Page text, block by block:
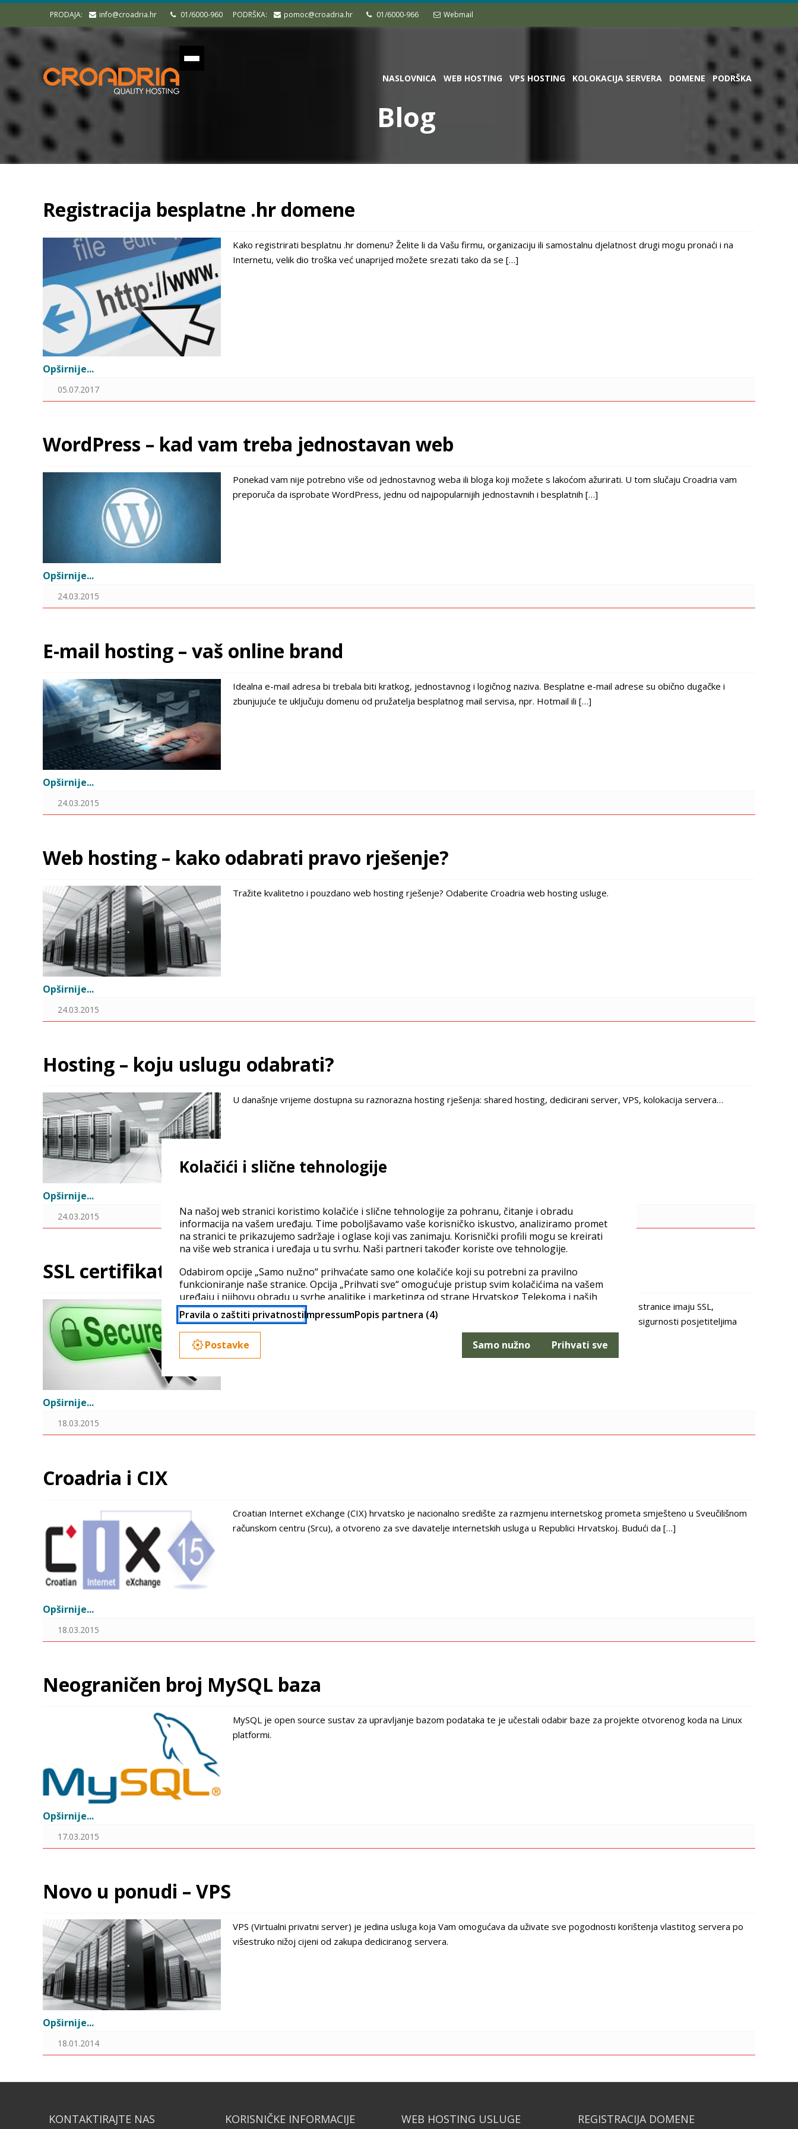
Kolačići i slične tehnologije
Na našoj web stranici koristimo kolačiće i slične tehnologije za pohranu, čitanje i obradu
informacija na vašem uređaju. Time poboljšavamo vaše korisničko iskustvo, analiziramo promet
na stranici te prikazujemo sadržaje i oglase koji vas zanimaju. Korisnički profili mogu se kreirati
na više web stranica i uređaja u tu svrhu. Naši partneri također koriste ove tehnologije.
Odabirom opcije „Samo nužno“ prihvaćate samo one kolačiće koji su potrebni za pravilno
funkcioniranje naše stranice. Opcija „Prihvati sve“ omogućuje pristup svim kolačićima na vašem
uređaju i njihovu obradu u svrhe analitike i marketinga od strane Hrvatskog Telekoma i naših
partnera. Vaši podaci mogu biti preneseni u zemlje izvan EU u kojima razina zaštite podataka
možda nije jednaka onoj u EU (prema članku 49 (1) a GDPR-a). Pod opcijom „Postavke“ možete
detaljno odabrati postavke i u bilo kojem trenutku promijeniti svoju privolu.
Više informacija dostupno je u pravilima privatnosti i popisu partnera.
Pravila o zaštiti privatnostiImpressumPopis partnera (4)
Postavke Samo nužno Prihvati sve
PRODAJA: info@croadria.hr 01/6000-960 PODRŠKA: pomoc@croadria.hr 01/6000-966 Webmail
NASLOVNICA WEB HOSTING VPS HOSTING KOLOKACIJA SERVERA DOMENE PODRŠKA
Blog
Registracija besplatne .hr domene
Kako registrirati besplatnu .hr domenu? Želite li da Vašu firmu, organizaciju ili samostalnu djelatnost drugi mogu pronaći i na
Internetu, velik dio troška već unaprijed možete srezati tako da se […]
Opširnije...
05.07.2017
WordPress – kad vam treba jednostavan web
Ponekad vam nije potrebno više od jednostavnog weba ili bloga koji možete s lakoćom ažurirati. U tom slučaju Croadria vam
preporuča da isprobate WordPress, jednu od najpopularnijih jednostavnih i besplatnih […]
Opširnije...
24.03.2015
E-mail hosting – vaš online brand
Idealna e-mail adresa bi trebala biti kratkog, jednostavnog i logičnog naziva. Besplatne e-mail adrese su obično dugačke i
zbunjujuće te uključuju domenu od pružatelja besplatnog mail servisa, npr. Hotmail ili […]
Opširnije...
24.03.2015
Web hosting – kako odabrati pravo rješenje?
Tražite kvalitetno i pouzdano web hosting rješenje? Odaberite Croadria web hosting usluge.
Opširnije...
24.03.2015
Hosting – koju uslugu odabrati?
U današnje vrijeme dostupna su raznorazna hosting rješenja: shared hosting, dedicirani server, VPS, kolokacija servera…
Opširnije...
24.03.2015
SSL certifikati – akcija
SSL (eng. secure sockets layer) certifikati podižu sigurnost web stranica na višu razinu. Ukoliko vaše stranice imaju SSL,
komunikacija web browsera sa web serverom je enkriptirana. Na taj način osigurava se najveći nivo sigurnosti posjetiteljima
vaših stranica, a time i povjerenja u vaš web site.
Opširnije...
18.03.2015
Croadria i CIX
Croatian Internet eXchange (CIX) hrvatsko je nacionalno središte za razmjenu internetskog prometa smješteno u Sveučilišnom
računskom centru (Srcu), a otvoreno za sve davatelje internetskih usluga u Republici Hrvatskoj. Budući da […]
Opširnije...
18.03.2015
Neograničen broj MySQL baza
MySQL je open source sustav za upravljanje bazom podataka te je učestali odabir baze za projekte otvorenog koda na Linux
platformi.
Opširnije...
17.03.2015
Novo u ponudi – VPS
VPS (Virtualni privatni server) je jedina usluga koja Vam omogućava da uživate sve pogodnosti korištenja vlastitog servera po
višestruko nižoj cijeni od zakupa dediciranog servera.
Opširnije...
18.01.2014
KONTAKTIRAJTE NAS KORISNIČKE INFORMACIJE WEB HOSTING USLUGE REGISTRACIJA DOMENE